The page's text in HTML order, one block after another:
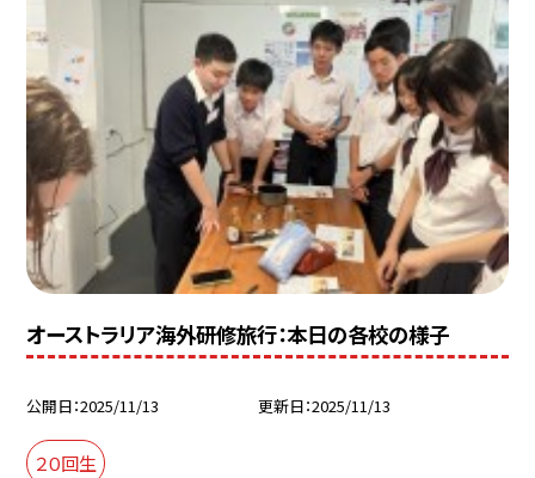
オーストラリア海外研修旅行：本日の各校の様子
公開日 2025/11/13 更新日 2025/11/13
２０回生